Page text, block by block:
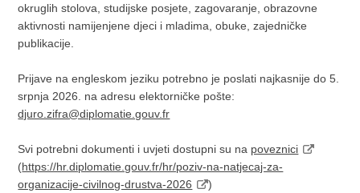
okruglih stolova, studijske posjete, zagovaranje, obrazovne
aktivnosti namijenjene djeci i mladima, obuke, zajedničke
publikacije.
Prijave na engleskom jeziku potrebno je poslati najkasnije do 5.
srpnja 2026. na adresu elektorničke pošte:
djuro.zifra@diplomatie.gouv.fr
Svi potrebni dokumenti i uvjeti dostupni su na poveznici
(https://hr.diplomatie.gouv.fr/hr/poziv-na-natjecaj-za-
organizacije-civilnog-drustva-2026
)